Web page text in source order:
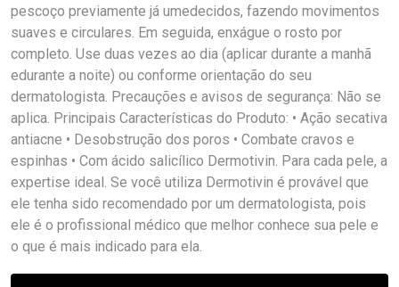
pescoço previamente já umedecidos, fazendo movimentos
suaves e circulares. Em seguida, enxágue o rosto por
completo. Use duas vezes ao dia (aplicar durante a manhã
edurante a noite) ou conforme orientação do seu
dermatologista. Precauções e avisos de segurança: Não se
aplica. Principais Características do Produto: • Ação secativa
antiacne • Desobstrução dos poros • Combate cravos e
espinhas • Com ácido salicílico Dermotivin. Para cada pele, a
expertise ideal. Se você utiliza Dermotivin é provável que
ele tenha sido recomendado por um dermatologista, pois
ele é o profissional médico que melhor conhece sua pele e
o que é mais indicado para ela.